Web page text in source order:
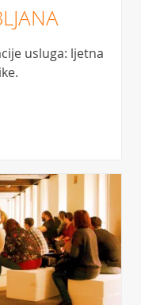
usluga: ljetna